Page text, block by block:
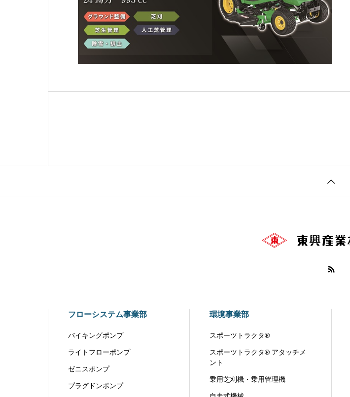
フローシステム事業部
バイキングポンプ
ライトフローポンプ
ゼニスポンプ
プラグドンポンプ
環境事業部
スポーツトラクタ®
スポーツトラクタ® アタッチメ
ント
乗用芝刈機・乗用管理機